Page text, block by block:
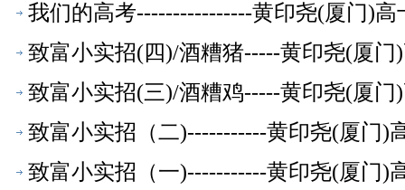
我们的高考----------------黄印尧(厦门)高
致富小实招(四)/酒糟猪-----黄印尧(厦门
致富小实招(三)/酒糟鸡-----黄印尧(厦门
致富小实招（二)-----------黄印尧(厦门)
致富小实招（一)-----------黄印尧(厦门)